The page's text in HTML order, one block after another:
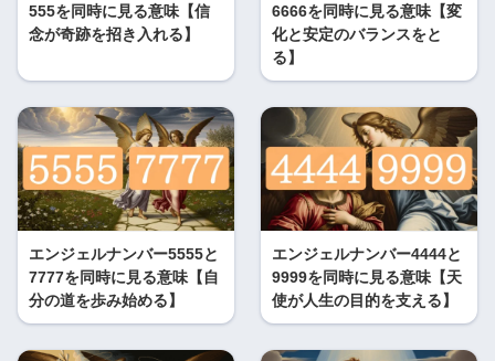
555を同時に見る意味【信
念が奇跡を招き入れる】
6666を同時に見る意味【変
化と安定のバランスをと
る】
エンジェルナンバー5555と
7777を同時に見る意味【自
分の道を歩み始める】
エンジェルナンバー4444と
9999を同時に見る意味【天
使が人生の目的を支える】